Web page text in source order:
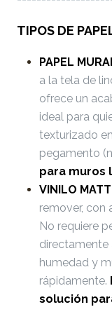
TIPOS DE
PAPEL
a la tela de
ofrece un
ideal para
texturizado
pegamento
para muros
VINILO
remover, con
No requiere
directamente
humedad y
rápidamente.
solución